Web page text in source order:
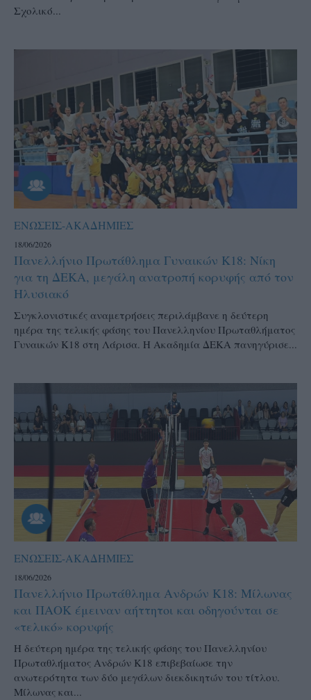
Σχολικό...
ΕΝΩΣΕΙΣ-ΑΚΑΔΗΜΙΕΣ
18/06/2026
Πανελλήνιο Πρωτάθλημα Γυναικών Κ18: Νίκη
για τη ΔΕΚΑ, μεγάλη ανατροπή κορυφής από τον
Ηλυσιακό
Συγκλονιστικές αναμετρήσεις περιλάμβανε η δεύτερη
ημέρα της τελικής φάσης του Πανελληνίου Πρωταθλήματος
Γυναικών Κ18 στη Λάρισα. Η Ακαδημία ΔΕΚΑ πανηγύρισε...
ΕΝΩΣΕΙΣ-ΑΚΑΔΗΜΙΕΣ
18/06/2026
Πανελλήνιο Πρωτάθλημα Ανδρών Κ18: Μίλωνας
και ΠΑΟΚ έμειναν αήττητοι και οδηγούνται σε
«τελικό» κορυφής
Η δεύτερη ημέρα της τελικής φάσης του Πανελληνίου
Πρωταθλήματος Ανδρών Κ18 επιβεβαίωσε την
ανωτερότητα των δύο μεγάλων διεκδικητών του τίτλου.
Μίλωνας και...